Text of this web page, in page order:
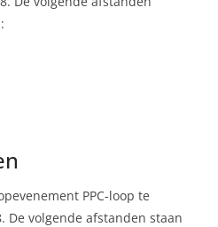
PPC-loop te
De volgende afstanden staan